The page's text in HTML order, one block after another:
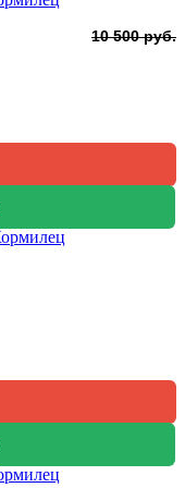
10 500руб.